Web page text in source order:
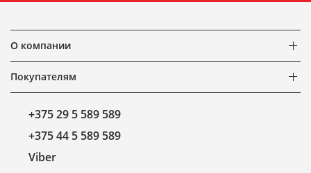
О компании
Покупателям
+375 29 5 589 589
+375 44 5 589 589
Viber